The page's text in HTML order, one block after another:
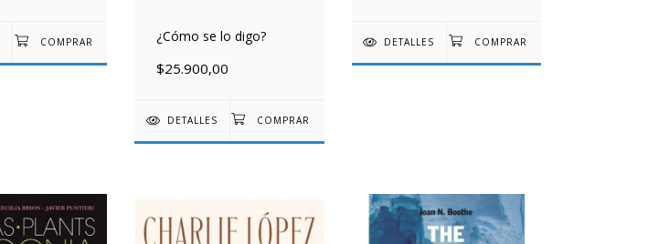
¿Cómo se lo digo?
$25.900,00
DETALLES
DETALLES